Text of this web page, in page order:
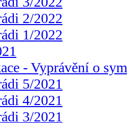
2/2022
1/2022
- Vyprávění o
5/2021
4/2021
3/2021